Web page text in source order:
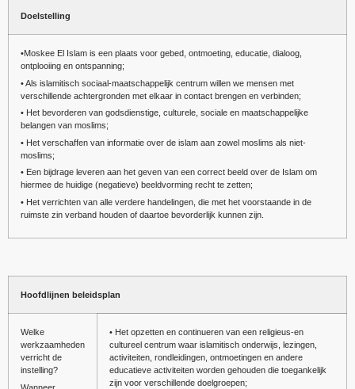
Doelstelling
•Moskee El Islam is een plaats voor gebed, ontmoeting, educatie, dialoog,
ontplooiing en ontspanning;
• Als islamitisch sociaal-maatschappelijk centrum willen we mensen met
verschillende achtergronden met elkaar in contact brengen en verbinden;
• Het bevorderen van godsdienstige, culturele, sociale en maatschappelijke
belangen van moslims;
• Het verschaffen van informatie over de islam aan zowel moslims als niet-
moslims;
• Een bijdrage leveren aan het geven van een correct beeld over de Islam om
hiermee de huidige (negatieve) beeldvorming recht te zetten;
• Het verrichten van alle verdere handelingen, die met het voorstaande in de
ruimste zin verband houden of daartoe bevorderlijk kunnen zijn.
Hoofdlijnen beleidsplan
Welke
werkzaamheden
verricht de
instelling?
Wanneer
• Het opzetten en continueren van een religieus-en
cultureel centrum waar islamitisch onderwijs, lezingen,
activiteiten, rondleidingen, ontmoetingen en andere
educatieve activiteiten worden gehouden die toegankelijk
zijn voor verschillende doelgroepen;